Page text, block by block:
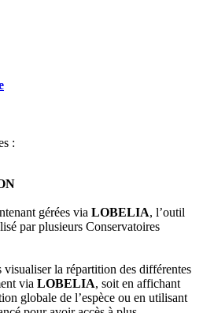
:
gérées via LOBELIA, l’outil
par plusieurs Conservatoires
la répartition des différentes
via LOBELIA, soit en affichant
globale de l’espèce ou en utilisant